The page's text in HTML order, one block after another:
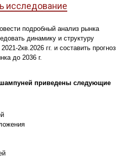
исследование
подробный анализ рынка
динамику и структуру
2кв.2026 гг. и составить прогноз
до 2036 г.
приведены следующие